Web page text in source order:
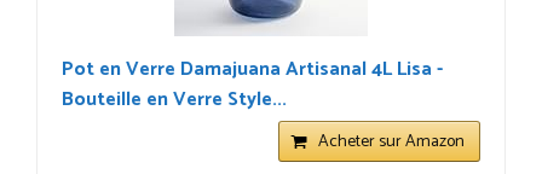
Pot en Verre Damajuana Artisanal 4L Lisa -
Bouteille en Verre Style...
Acheter sur Amazon